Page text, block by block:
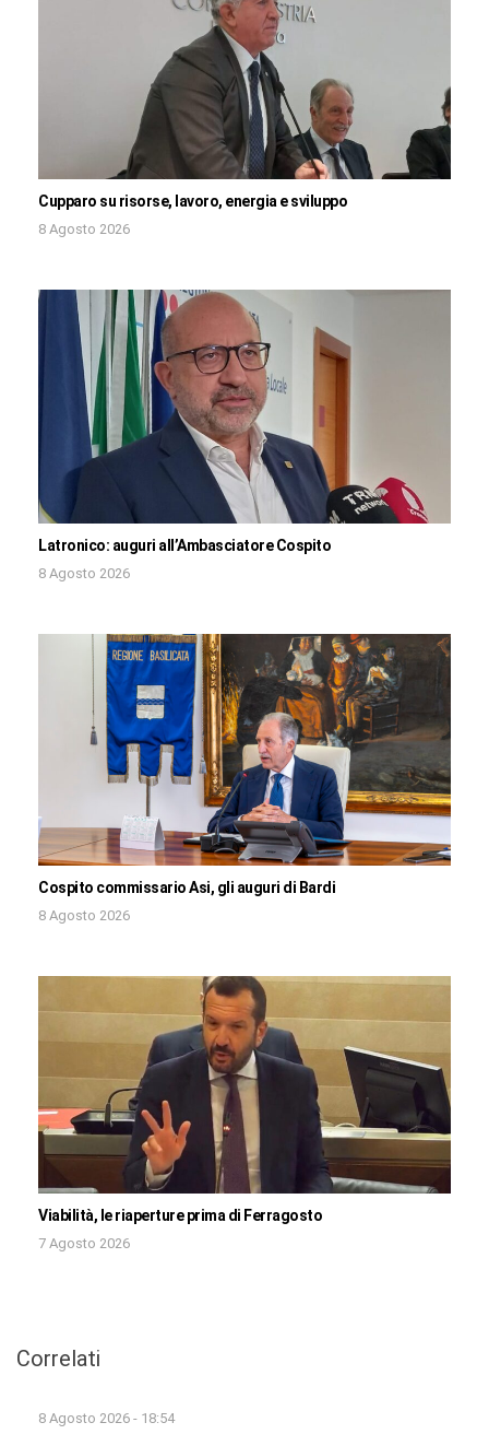
Cupparo su risorse, lavoro, energia e sviluppo
8 Agosto 2026
Latronico: auguri all’Ambasciatore Cospito
8 Agosto 2026
Cospito commissario Asi, gli auguri di Bardi
8 Agosto 2026
Viabilità, le riaperture prima di Ferragosto
7 Agosto 2026
Correlati
8 Agosto 2026 - 18:54